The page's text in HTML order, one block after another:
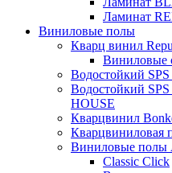
Ламинат
Виниловые полы
Кварц винил
Виниловые
Водостойкий
Водостойкий
HOUSE
Кварцвинил
Кварцвиниловая
Виниловые полы
Classic Click